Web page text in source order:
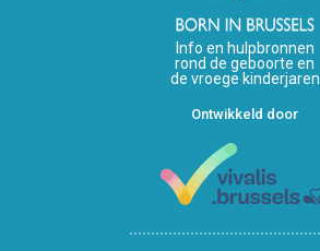
Info en hulpbronnen
rond de geboorte en
de vroege kinderjaren
Ontwikkeld door